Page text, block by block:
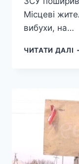
Місцеві
вибухи, на…
ЧИТАТИ ДАЛІ В